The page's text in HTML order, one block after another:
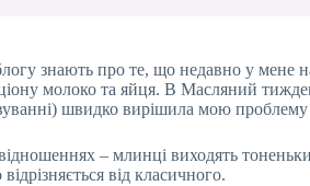
знають про те, що недавно у
молоко та яйця. В Масляний
швидко вирішила мою
– млинці виходять
від класичного.